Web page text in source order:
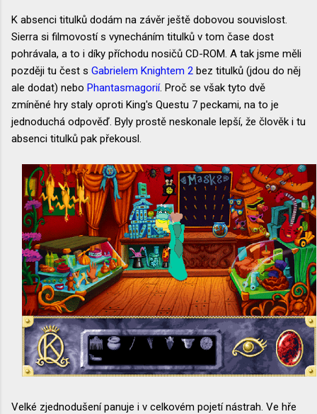
K absenci titulků dodám na závěr ještě dobovou souvislost.
Sierra si filmovostí s vynecháním titulků v tom čase dost
pohrávala, a to i díky příchodu nosičů CD-ROM. A tak jsme měli
později tu čest s Gabrielem Knightem 2 bez titulků (jdou do něj
ale dodat) nebo Phantasmagorií. Proč se však tyto dvě
zmíněné hry staly oproti King's Questu 7 peckami, na to je
jednoduchá odpověď. Byly prostě neskonale lepší, že člověk i tu
absenci titulků pak překousl.
Velké zjednodušení panuje i v celkovém pojetí nástrah. Ve hře